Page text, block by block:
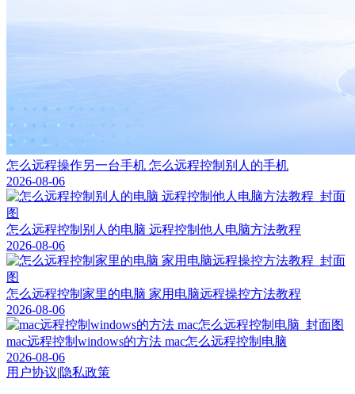
怎么远程操作另一台手机 怎么远程控制别人的手机
2026-08-06
怎么远程控制别人的电脑 远程控制他人电脑方法教程
2026-08-06
怎么远程控制家里的电脑 家用电脑远程操控方法教程
2026-08-06
mac远程控制windows的方法 mac怎么远程控制电脑
2026-08-06
用户协议|隐私政策